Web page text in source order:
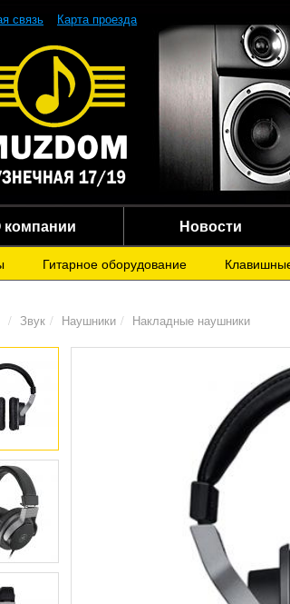
связь Карта проезда
Новости
Гитарное оборудование
Звук Наушники Накладные наушники